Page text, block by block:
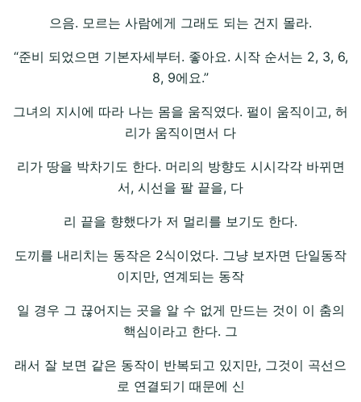
으음. 모르는 사람에게 그래도 되는 건지 몰라.
“준비 되었으면 기본자세부터. 좋아요. 시작 순서는 2, 3, 6,
8, 9에요.”
그녀의 지시에 따라 나는 몸을 움직였다. 펄이 움직이고, 허
리가 움직이면서 다
리가 땅을 박차기도 한다. 머리의 방향도 시시각각 바뀌면
서, 시선을 팔 끝을, 다
리 끝을 향했다가 저 멀리를 보기도 한다.
도끼를 내리치는 동작은 2식이었다. 그냥 보자면 단일동작
이지만, 연계되는 동작
일 경우 그 끊어지는 곳을 알 수 없게 만드는 것이 이 춤의
핵심이라고 한다. 그
래서 잘 보면 같은 동작이 반복되고 있지만, 그것이 곡선으
로 연결되기 때문에 신